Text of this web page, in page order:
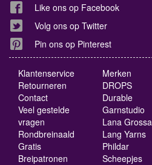
Like ons op Facebook
Volg ons op Twitter
Pin ons op Pinterest
Klantenservice
Retourneren
Contact
Veel gestelde
vragen
Rondbreinaald
Gratis
Breipatronen
Merken
DROPS
Durable
Garnstudio
Lana Grossa
Lang Yarns
Phildar
Scheepjes